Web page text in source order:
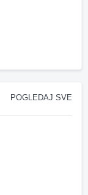
POGLEDAJ SVE